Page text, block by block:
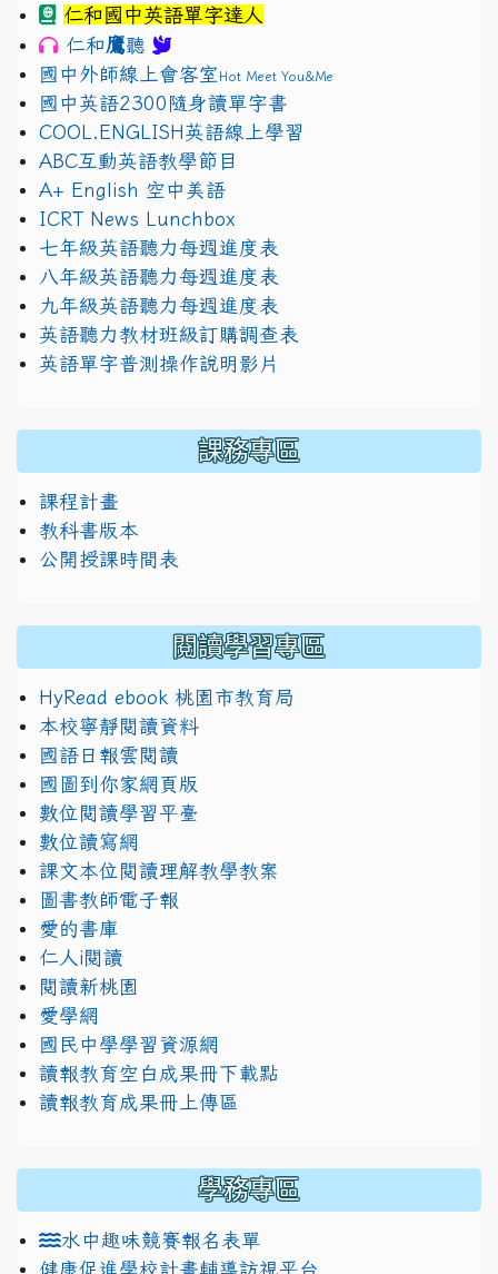
仁和國中英語單字達人
仁和鷹聽
國中外師線上會客室Hot Meet You&Me
國中英語2300隨身讀單字書
COOL.ENGLISH英語線上學習
ABC互動英語教學節目
A+ English 空中美語
ICRT News Lunchbox
七年級英語聽力每週進度表
八年級英語聽力每週進度表
九年級英語聽力每週進度表
英語聽力教材班級訂購調查表
英語單字普測操作說明影片
課務專區
課程計畫
教科書版本
公開授課時間表
閱讀學習專區
HyRead ebook 桃園市教育局
本校寧靜閱讀資料
國語日報雲閱讀
國圖到你家網頁版
數位閱讀學習平臺
數位讀寫網
課文本位閱讀理解教學教案
圖書教師電子報
愛的書庫
仁人i閱讀
閱讀新桃園
愛學網
國民中學學習資源網
讀報教育空白成果冊下載點
讀報教育成果冊上傳區
學務專區
水中趣味競賽報名表單
健康促進學校計畫輔導訪視平台